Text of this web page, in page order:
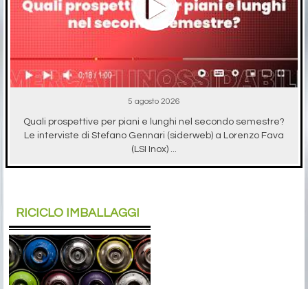
5 agosto 2026
Quali prospettive per piani e lunghi nel secondo semestre?
Le interviste di Stefano Gennari (siderweb) a Lorenzo Fava
(LSI Inox) ...
RICICLO IMBALLAGGI